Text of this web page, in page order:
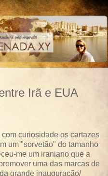
Irã e EUA
curiosidade os cartazes
um "sorvetão" do tamanho
me um iraniano que a
uma das marcas de
grande inauguração/